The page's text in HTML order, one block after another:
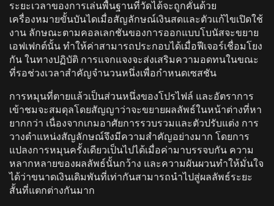
ระยะเวลาของการเล่นพื้นฐานที่วัดได้จะถูกคั่นด้วย
เครื่องหมายขั้นบันไดเมื่อสัญลักษณ์เงินสดและตัวแก้ไขเปิดใช้
งาน ลักษณะตามคอลเลกชันของการออกแบบโบนัสจะขยาย
เอฟเฟกต์นั้น ทําให้ค่าสามารถประกอบได้เมื่อฟีเจอร์เชื่อมโยง
กัน ในทางปฏิบัติ การแจกแจงจะส่งเสริมความอดทนในขณะ
ที่รอช่วงเวลาสําคัญจํานวนหนึ่งเพื่อกําหนดเซสชัน
การหมุนที่ตายแล้วเป็นส่วนหนึ่งของโปรไฟล์ และอัตราการ
เข้าชมจะสมดุลโดยสัญญาว่าจะขยายผลลัพธ์ในหน้าต่างที่หา
ยากกว่า เนื่องจากเกมอาศัยการรวบรวมและตัวปรับแต่ง การ
วางตําแหน่งสัญลักษณ์จึงมีความสําคัญอย่างมาก โดยการ
แปลงการหมุนครั้งเดียวเป็นไปได้เมื่อค่ามาบรรจบกัน ความ
หลากหลายของผลลัพธ์นั้นกว้าง และความผันผวนทําให้มั่นใจ
ได้ว่าขนาดเงินเดิมพันที่เท่ากันสามารถนําไปสู่ผลลัพธ์ระยะ
สั้นที่แตกต่างกันมาก